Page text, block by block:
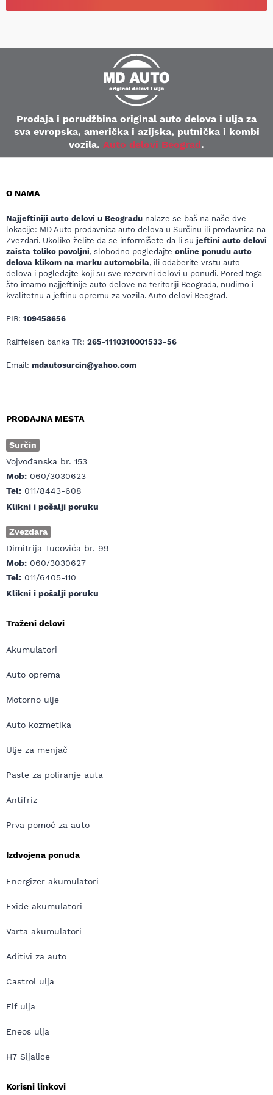
Prodaja i porudžbina original auto delova i ulja za
sva evropska, američka i azijska, putnička i kombi
vozila. Auto delovi Beograd.
O NAMA
Najjeftiniji auto delovi u Beogradu nalaze se baš na naše dve
lokacije: MD Auto prodavnica auto delova u Surčinu ili prodavnica na
Zvezdari. Ukoliko želite da se informišete da li su jeftini auto delovi
zaista toliko povoljni, slobodno pogledajte online ponudu auto
delova klikom na marku automobila, ili odaberite vrstu auto
delova i pogledajte koji su sve rezervni delovi u ponudi. Pored toga
što imamo najjeftinije auto delove na teritoriji Beograda, nudimo i
kvalitetnu a jeftinu opremu za vozila. Auto delovi Beograd.
PIB: 109458656
Raiffeisen banka TR: 265-1110310001533-56
Email: mdautosurcin@yahoo.com
PRODAJNA MESTA
Surčin
Vojvođanska br. 153
Mob: 060/3030623
Tel: 011/8443-608
Klikni i pošalji poruku
Zvezdara
Dimitrija Tucovića br. 99
Mob: 060/3030627
Tel: 011/6405-110
Klikni i pošalji poruku
Traženi delovi
Akumulatori
Auto oprema
Motorno ulje
Auto kozmetika
Ulje za menjač
Paste za poliranje auta
Antifriz
Prva pomoć za auto
Izdvojena ponuda
Energizer akumulatori
Exide akumulatori
Varta akumulatori
Aditivi za auto
Castrol ulja
Elf ulja
Eneos ulja
H7 Sijalice
Korisni linkovi